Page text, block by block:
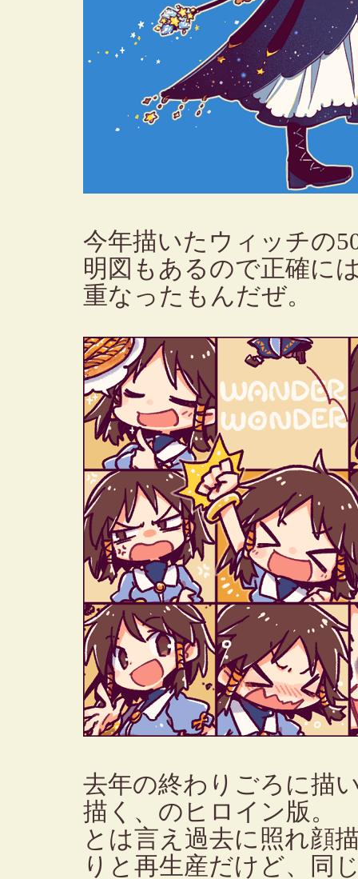
今年描いたウィッチの
明図もあるので正確に
重なったもんだぜ。
去年の終わりごろに描
描く、のヒロイン版。
とは言え過去に照れ顔
りと再生産だけど、同